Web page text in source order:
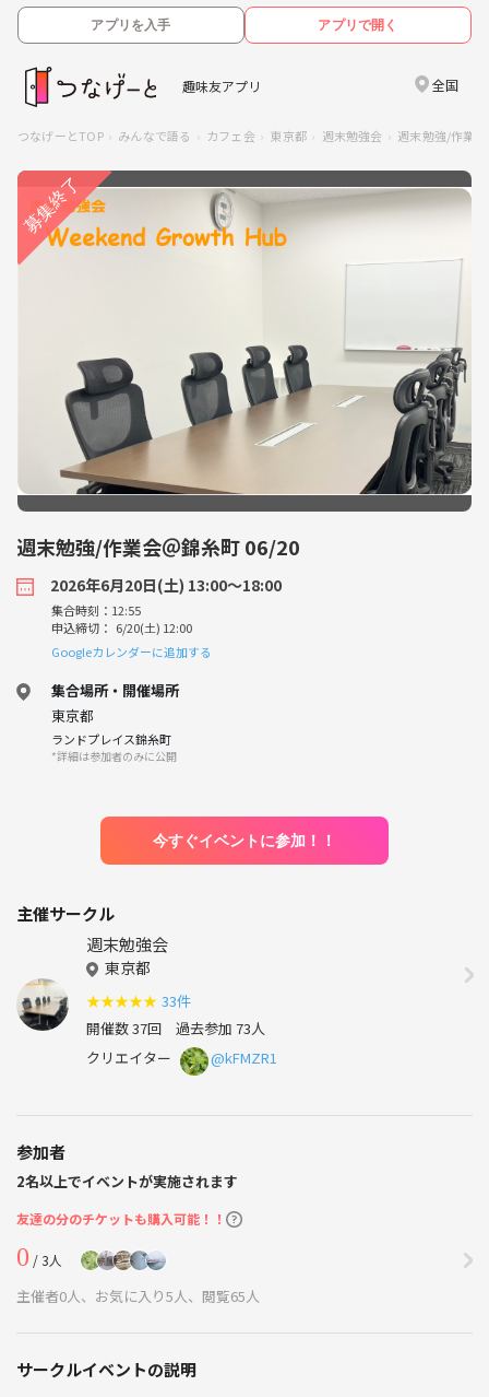
アプリを入手 アプリで開く
趣味友アプリ 全国
つなげーとTOP みんなで語る カフェ会 東京都 週末勉強会 週末勉強/作業
週末勉強/作業会＠錦糸町 06/20
2026年6月20日(土) 13:00〜18:00
集合時刻：12:55
申込締切： 6/20(土) 12:00
Googleカレンダーに追加する
集合場所・開催場所
東京都
ランドプレイス錦糸町
*詳細は参加者のみに公開
今すぐイベントに参加！！
主催サークル
週末勉強会
東京都
★★★★★ 33件
開催数 37回 過去参加 73人
クリエイター
@kFMZR1
参加者
2名以上でイベントが実施されます
友達の分のチケットも購入可能！！
0 / 3人
主催者0人、お気に入り5人、閲覧65人
サークルイベントの説明